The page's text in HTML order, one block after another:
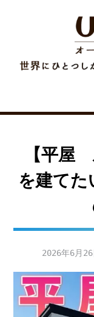
【平屋
を建てた
2026年6月26